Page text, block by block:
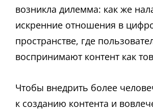
возникла дилемма: как же
искренние отношения в
пространстве, где
воспринимают контент как
Чтобы внедрить более
к созданию контента и